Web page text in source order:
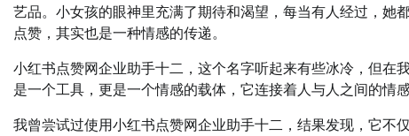
艺品。小女孩的眼神里充满了期待和渴望，每当有人经过，她
点赞，其实也是一种情感的传递。
小红书点赞网企业助手十二，这个名字听起来有些冰冷，但在
是一个工具，更是一个情感的载体，它连接着人与人之间的情感
我曾尝试过使用小红书点赞网企业助手十二，结果发现，它不